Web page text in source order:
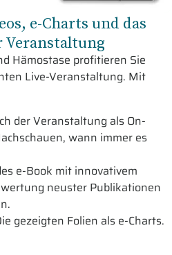
e-Charts und das
Hämostase profitieren Sie
Live-Veranstaltung. Mit
der Veranstaltung als On-
wann immer es
e-Book mit innovativem
neuster Publikationen
gezeigten Folien als e-Charts.